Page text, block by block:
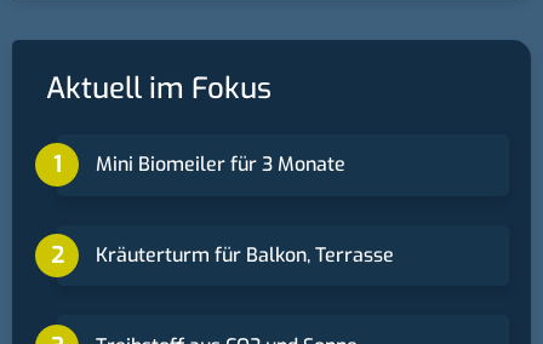
Aktuell im Fokus
Mini Biomeiler für 3 Monate
Kräuterturm für Balkon, Terrasse